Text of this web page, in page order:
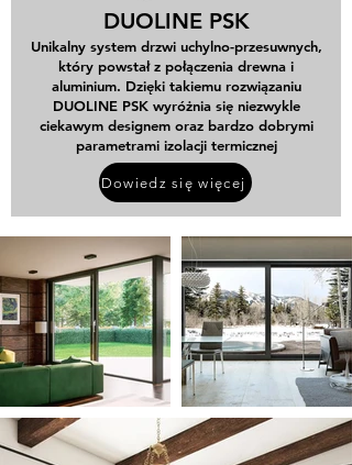
DUOLINE PSK
Unikalny system drzwi uchylno-przesuwnych,
który powstał z połączenia drewna i
aluminium. Dzięki takiemu rozwiązaniu
DUOLINE PSK wyróżnia się niezwykle
ciekawym designem oraz bardzo dobrymi
parametrami izolacji termicznej
Dowiedz się więcej